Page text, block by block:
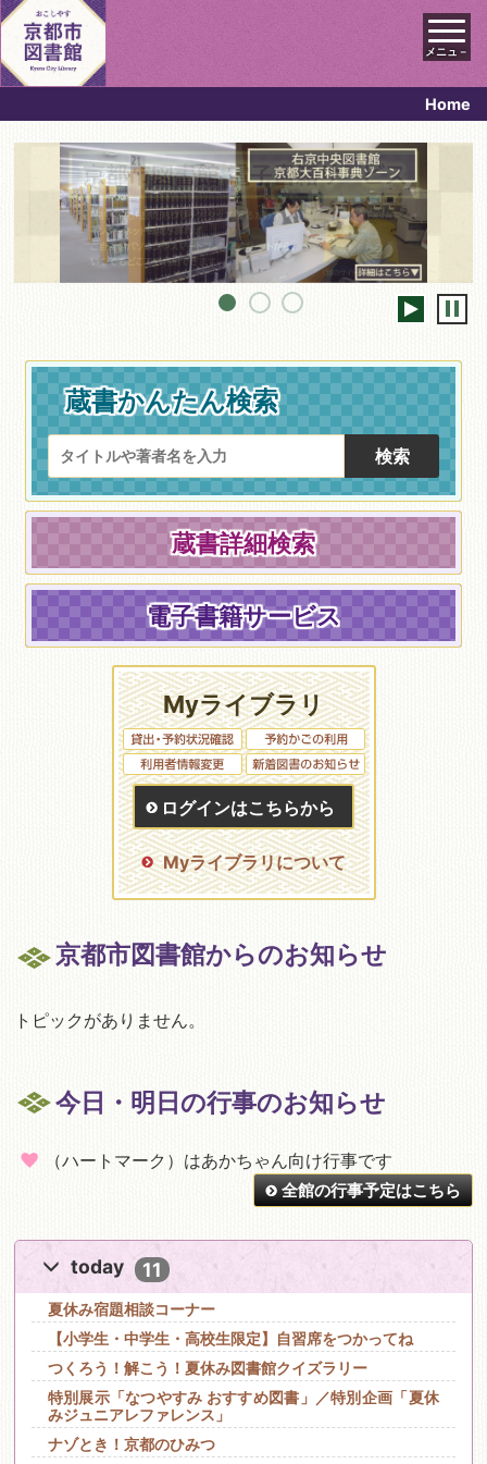
メニュ－
Home
蔵書かんたん検索
蔵書詳細検索
電子書籍サービス
Myライブラリ
ログインはこちらから
Myライブラリについて
京都市図書館からのお知らせ
トピックがありません。
今日・明日の行事のお知らせ
（ハートマーク）はあかちゃん向け行事です
全館の行事予定はこちら
today 11
夏休み宿題相談コーナー
【小学生・中学生・高校生限定】自習席をつかってね
つくろう！解こう！夏休み図書館クイズラリー
特別展示「なつやすみ おすすめ図書」／特別企画「夏休
みジュニアレファレンス」
ナゾとき！京都のひみつ